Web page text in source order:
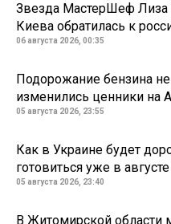
Звезда МастерШеф Лиза
Киева обратилась к
06 августа 2026, 00:35
Подорожание бензина не
изменились ценники на
05 августа 2026, 23:55
Как в Украине будет
готовиться уже в августе
05 августа 2026, 23:40
В Житомирской области